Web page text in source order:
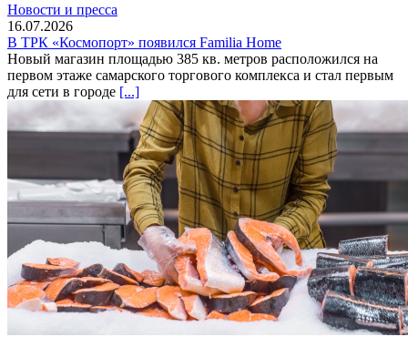
Новости и пресса
16.07.2026
В ТРК «Космопорт» появился Familia Home
Новый магазин площадью 385 кв. метров расположился на
первом этаже самарского торгового комплекса и стал первым
для сети в городе [...]